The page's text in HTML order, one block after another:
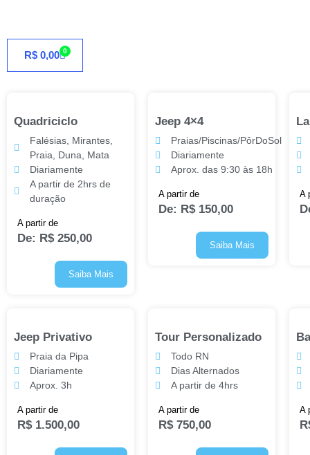
R$ 0,00 0
Quadriciclo
Falésias, Mirantes,
Praia, Duna, Mata
Diariamente
A partir de 2hrs de
duração
A partir de
De: R$250,00
Saiba Mais
Jeep 4×4
Praias/Piscinas/PôrDoSol
Diariamente
Aprox. das 9:30 às 18h
A partir de
De: R$150,00
Saiba Mais
A
Jeep Privativo
Praia da Pipa
Diariamente
Aprox. 3h
A partir de
R$1.500,00
Tour Personalizado
Todo RN
Dias Alternados
A partir de 4hrs
A partir de
R$750,00
A